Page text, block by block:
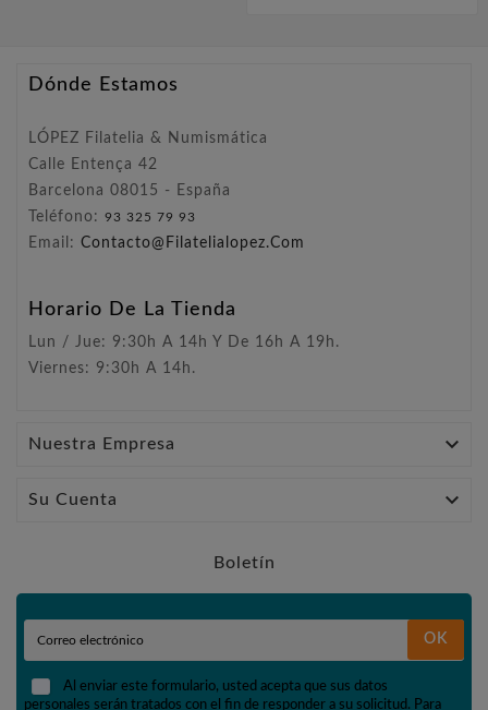
Dónde Estamos
LÓPEZ Filatelia & Numismática
Calle Entença 42
Barcelona 08015 - España
Teléfono: 93 325 79 93
Email: Contacto@filatelialopez.com
Horario De La Tienda
Lun / Jue: 9:30h A 14h Y De 16h A 19h.
Viernes: 9:30h A 14h.
Nuestra Empresa 
Su Cuenta 
Boletín
OK
Al enviar este formulario, usted acepta que sus datos
personales serán tratados con el fin de responder a su solicitud. Para